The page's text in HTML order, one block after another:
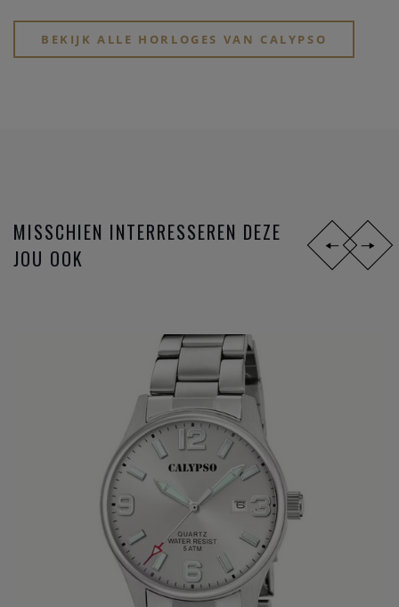
Heeft u verder vragen over de Calypso collectie, bent u
opzoek naar een speciaal Calypso horloge, neem snel
BEKIJK ALLE HORLOGES VAN CALYPSO
MISSCHIEN INTERRESSEREN DEZE
JOU OOK